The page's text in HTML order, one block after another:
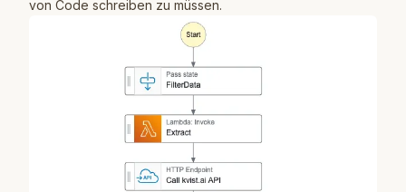
von Code schreiben zu müssen.